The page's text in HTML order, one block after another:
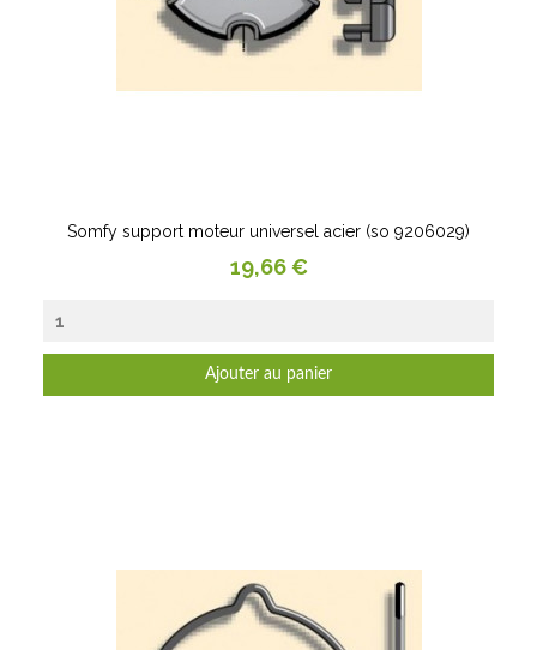
Somfy support moteur universel acier (so 9206029)
Prix
19,66 €
Ajouter au panier